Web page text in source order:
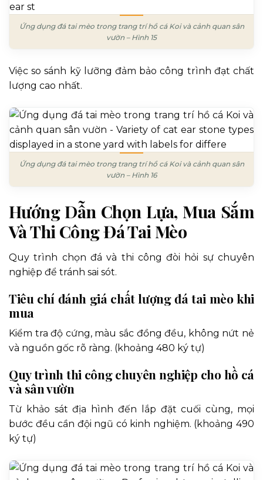
Ứng dụng đá tai mèo trong trang trí hồ cá Koi và cảnh quan sân
vườn – Hình 15
Việc so sánh kỹ lưỡng đảm bảo công trình đạt chất
lượng cao nhất.
Ứng dụng đá tai mèo trong trang trí hồ cá Koi và cảnh quan sân
vườn – Hình 16
Hướng Dẫn Chọn Lựa, Mua Sắm
Và Thi Công Đá Tai Mèo
Quy trình chọn đá và thi công đòi hỏi sự chuyên
nghiệp để tránh sai sót.
Tiêu chí đánh giá chất lượng đá tai mèo khi
mua
Kiểm tra độ cứng, màu sắc đồng đều, không nứt nẻ
và nguồn gốc rõ ràng. (khoảng 480 ký tự)
Quy trình thi công chuyên nghiệp cho hồ cá
và sân vườn
Từ khảo sát địa hình đến lắp đặt cuối cùng, mọi
bước đều cần đội ngũ có kinh nghiệm. (khoảng 490
ký tự)